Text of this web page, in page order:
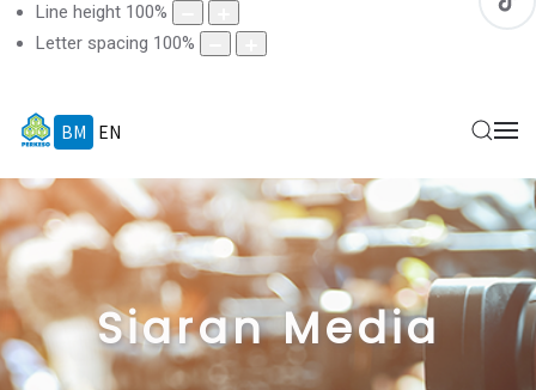
Line height 100%
Letter spacing 100%
BM EN
Siaran Media